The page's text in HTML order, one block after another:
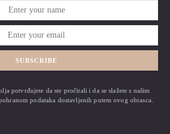
SUBSCRIBE
potvrđujete da ste pročitali i da se slažete s našim
podataka dostavljenih putem ovog obrasca.